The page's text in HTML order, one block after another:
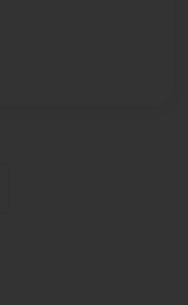
und Deep